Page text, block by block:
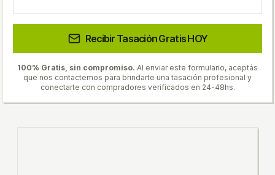
Recibir Tasación Gratis HOY
100% Gratis, sin compromiso. Al enviar este formulario, aceptás
que nos contactemos para brindarte una tasación profesional y
conectarte con compradores verificados en 24-48hs.